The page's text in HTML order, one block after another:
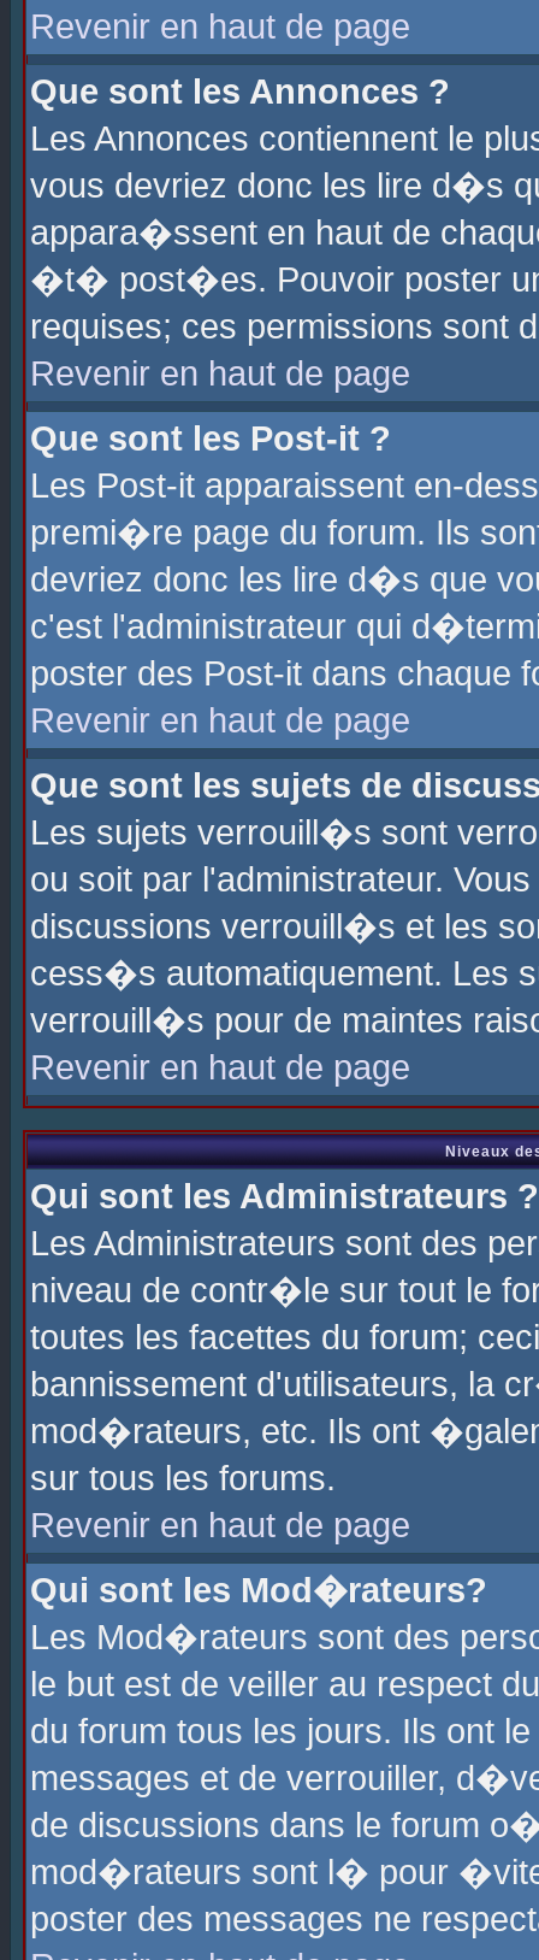
Revenir en haut de page
Que sont les Annonces ?
Les Annonces contiennent le
vous devriez donc les lire d�s
appara�ssent en haut de
�t� post�es. Pouvoir poster
requises; ces permissions sont
Revenir en haut de page
Que sont les Post-it ?
Les Post-it apparaissent en-
premi�re page du forum. Ils
devriez donc les lire d�s que
c'est l'administrateur qui
poster des Post-it dans chaque
Revenir en haut de page
Que sont les sujets de
Les sujets verrouill�s sont
ou soit par l'administrateur.
discussions verrouill�s et les
cess�s automatiquement. Les
verrouill�s pour de maintes
Revenir en haut de page
Niveaux
Qui sont les Administrateurs ?
Les Administrateurs sont des
niveau de contr�le sur tout le
toutes les facettes du forum;
bannissement d'utilisateurs, la
mod�rateurs, etc. Ils ont
sur tous les forums.
Revenir en haut de page
Qui sont les Mod�rateurs?
Les Mod�rateurs sont des
le but est de veiller au respect
du forum tous les jours. Ils ont
messages et de verrouiller,
de discussions dans le forum
mod�rateurs sont l� pour
poster des messages ne